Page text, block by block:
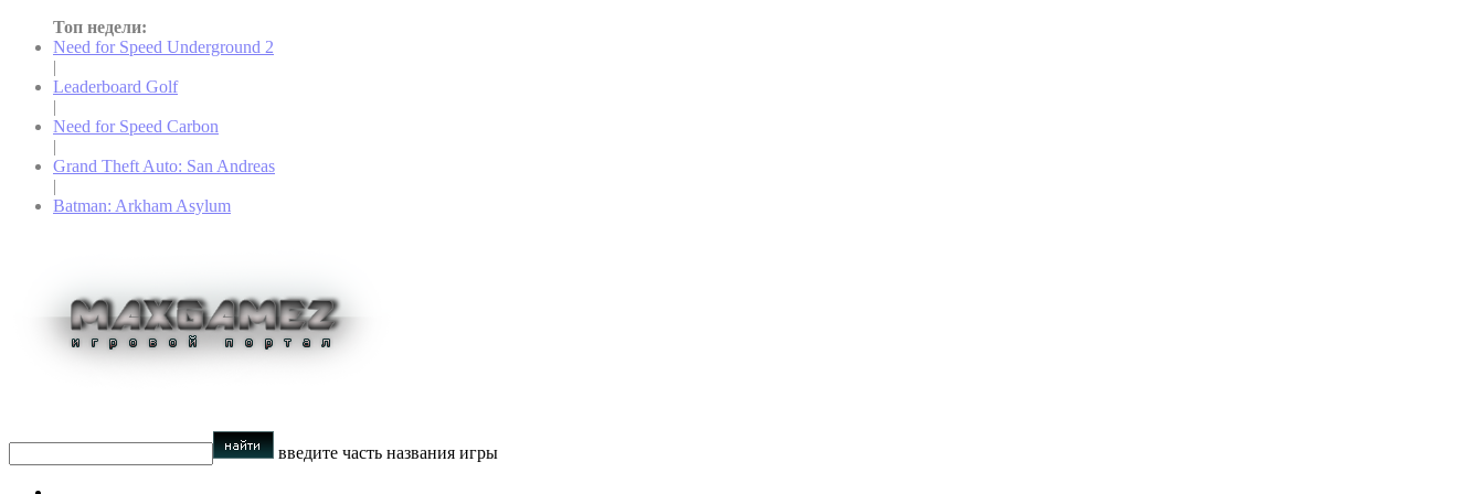
Топ недели:
Need for Speed Underground 2
|
Leaderboard Golf
|
Need for Speed Carbon
|
Grand Theft Auto: San Andreas
|
Batman: Arkham Asylum
введите часть названия игры